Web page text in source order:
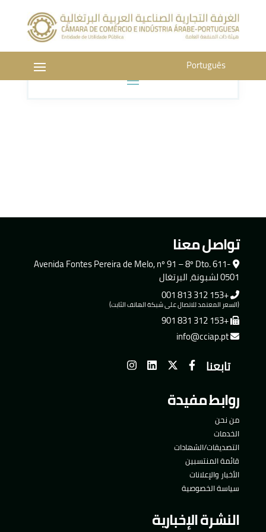
Português
تواصل معنا
Avenida Fontes Pereira de Melo, nº 91 – 8º Dto. 611-
0501 لشبونة، البرتغال
+153 312 813 001
(السعر المعتمد للاتصال على شبكة الهاتف الثابت)
+153 312 831 901
info@cciap.pt
تابعنا
روابط مفيدة
من نحن
الخدمات
التصديقات/الشهادات
قائمة المنتسبين
الأخبار والإعلانات
سياسة الخصوصية
النشرة الإخبارية